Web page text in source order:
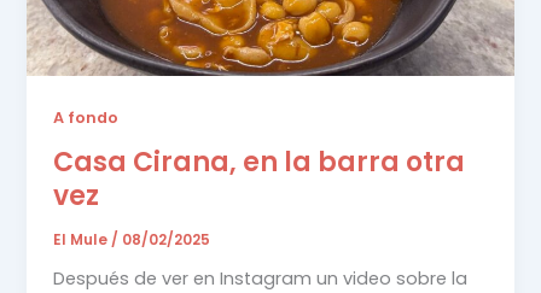
A fondo
Casa Cirana, en la barra otra
vez
El Mule / 08/02/2025
Después de ver en Instagram un video sobre la